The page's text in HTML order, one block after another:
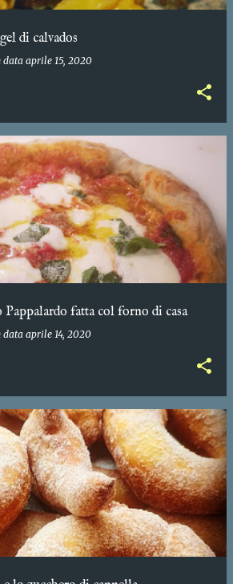
di calvados
dataaprile 15, 2020
fatta col forno di casa
dataaprile 14, 2020